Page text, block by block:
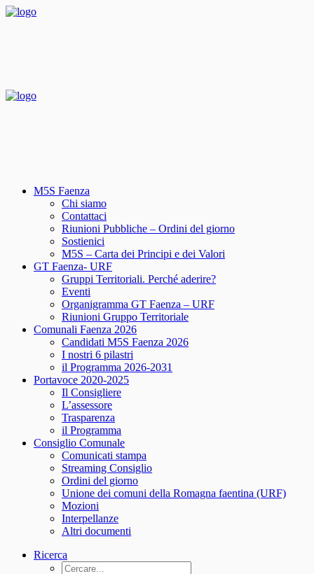
M5S Faenza
Chi siamo
Contattaci
Riunioni Pubbliche – Ordini del giorno
Sostienici
M5S – Carta dei Principi e dei Valori
GT Faenza- URF
Gruppi Territoriali. Perché aderire?
Eventi
Organigramma GT Faenza – URF
Riunioni Gruppo Territoriale
Comunali Faenza 2026
Candidati M5S Faenza 2026
I nostri 6 pilastri
il Programma 2026-2031
Portavoce 2020-2025
Il Consigliere
L’assessore
Trasparenza
il Programma
Consiglio Comunale
Comunicati stampa
Streaming Consiglio
Ordini del giorno
Unione dei comuni della Romagna faentina (URF)
Mozioni
Interpellanze
Altri documenti
Ricerca